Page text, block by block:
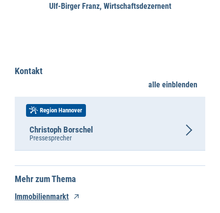
Ulf-Birger Franz, Wirtschaftsdezernent
Kontakt
alle einblenden
Region Hannover
Pressesprecher
Christoph Borschel
Mehr zum Thema
Immobilienmarkt